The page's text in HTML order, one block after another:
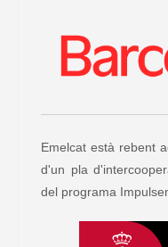
Emelcat està rebent
d'un pla
del programa